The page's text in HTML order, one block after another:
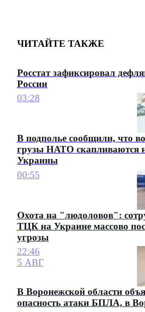
ЧИТАЙТЕ ТАКЖЕ
Росстат зафиксировал
России
03:28
В подполье сообщили, что
грузы НАТО скапливаются
Украины
00:55
Охота на "людоловов":
ТЦК на Украине массово
угрозы
22:46
5 АВГ
В Воронежской области
опасность атаки БПЛА, в